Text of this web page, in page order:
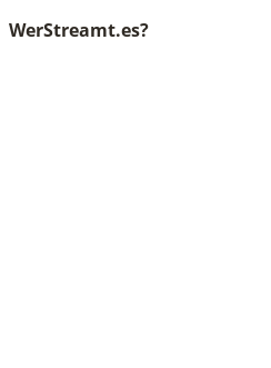
WerStreamt.es?